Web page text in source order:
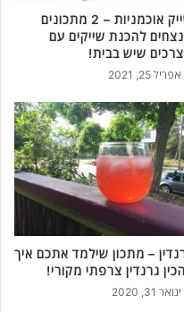
שייק אוכמניות – 2 מתכונים
להכנת שייקים עם
שיש בבית!
אפריל 25, 2021
– מתכון שילמד אתכם איך
גרנדין צרפתי מקורי!
ינואר 31, 2020